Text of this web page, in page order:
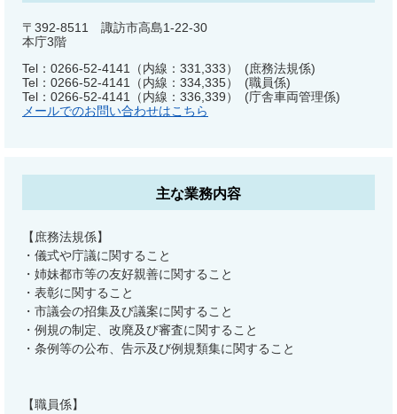
〒392-8511 諏訪市高島1-22-30
本庁3階
Tel：0266-52-4141（内線：331,333）
庶務法規係
Tel：0266-52-4141（内線：334,335）
職員係
Tel：0266-52-4141（内線：336,339）
庁舎車両管理係
メールでのお問い合わせはこちら
主な業務内容
【庶務法規係】
・儀式や庁議に関すること
・姉妹都市等の友好親善に関すること
・表彰に関すること
・市議会の招集及び議案に関すること
・例規の制定、改廃及び審査に関すること
・条例等の公布、告示及び例規類集に関すること
【職員係】